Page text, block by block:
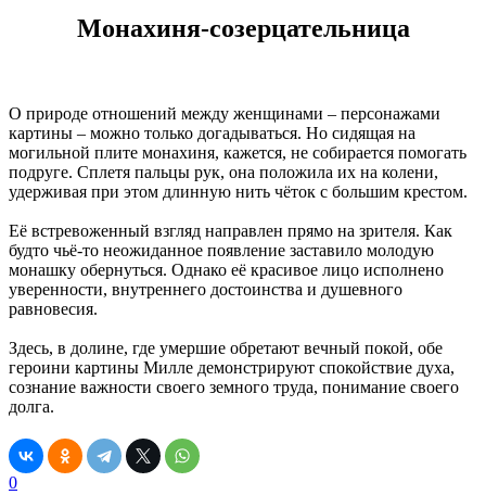
Монахиня-созерцательница
О природе отношений между женщинами – персонажами
картины – можно только догадываться. Но сидящая на
могильной плите монахиня, кажется, не собирается помогать
подруге. Сплетя пальцы рук, она положила их на колени,
удерживая при этом длинную нить чёток с большим крестом.
Её встревоженный взгляд направлен прямо на зрителя. Как
будто чьё-то неожиданное появление заставило молодую
монашку обернуться. Однако её красивое лицо исполнено
уверенности, внутреннего достоинства и душевного
равновесия.
Здесь, в долине, где умершие обретают вечный покой, обе
героини картины Милле демонстрируют спокойствие духа,
сознание важности своего земного труда, понимание своего
долга.
0